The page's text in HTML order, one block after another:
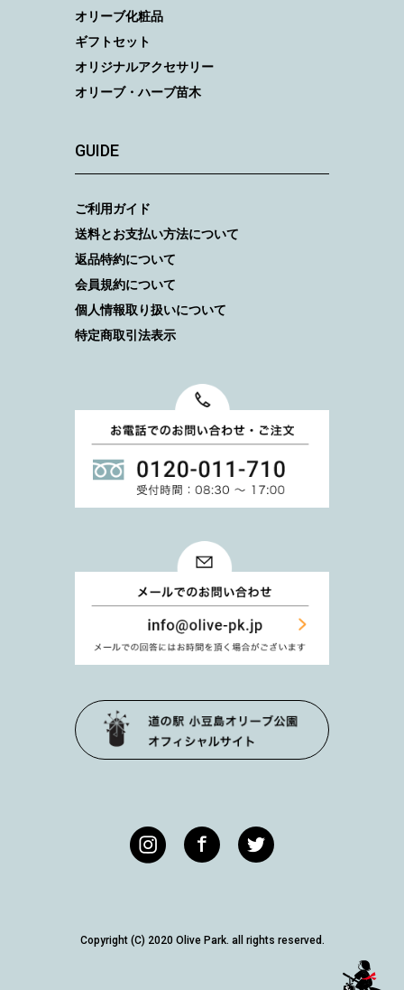
オリーブ化粧品
ギフトセット
オリジナルアクセサリー
オリーブ・ハーブ苗木
GUIDE
ご利用ガイド
送料とお支払い方法について
返品特約について
会員規約について
個人情報取り扱いについて
特定商取引法表示
Copyright (C) 2020 Olive Park. all rights reserved.